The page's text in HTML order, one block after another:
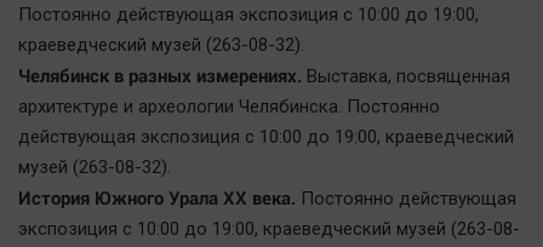
Постоянно действующая экспозиция с 10:00 до 19:00,
краеведческий музей (263-08-32).
Челябинск в разных измерениях. Выставка, посвященная
архитектуре и археологии Челябинска. Постоянно
действующая экспозиция с 10:00 до 19:00, краеведческий
музей (263-08-32).
История Южного Урала ХХ века. Постоянно действующая
экспозиция с 10:00 до 19:00, краеведческий музей (263-08-